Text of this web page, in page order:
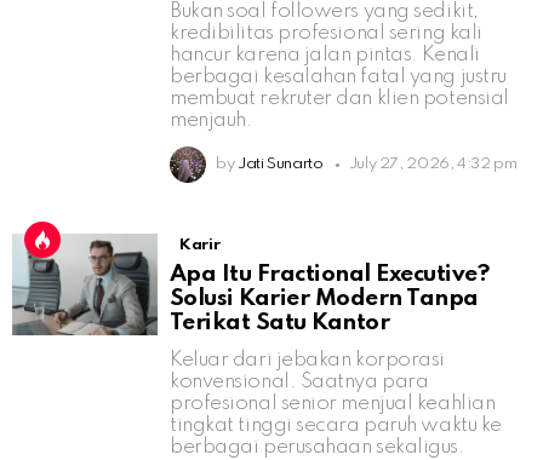
Bukan soal followers yang sedikit,
kredibilitas profesional sering kali
hancur karena jalan pintas. Kenali
berbagai kesalahan fatal yang justru
membuat rekruter dan klien potensial
menjauh.
by Jati Sunarto July 27, 2026, 4:32 pm
Karir
Apa Itu Fractional Executive?
Solusi Karier Modern Tanpa
Terikat Satu Kantor
Keluar dari jebakan korporasi
konvensional. Saatnya para
profesional senior menjual keahlian
tingkat tinggi secara paruh waktu ke
berbagai perusahaan sekaligus.